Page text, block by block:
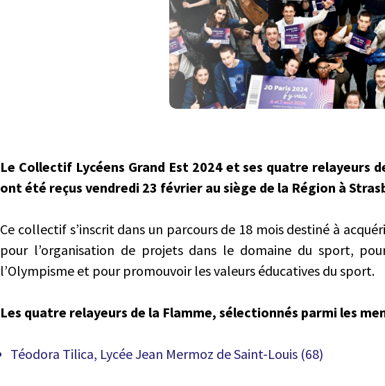
Le Collectif Lycéens Grand Est 2024 et ses quatre relayeurs
ont été reçus vendredi 23 février au siège de la Région à
Ce collectif s’inscrit dans un parcours de 18 mois destiné à
pour l’organisation de projets dans le domaine du sport,
l’Olympisme et pour promouvoir les valeurs éducatives du sport.
Les quatre relayeurs de la Flamme, sélectionnés parmi les
Téodora Tilica, Lycée Jean Mermoz de Saint-Louis (68)